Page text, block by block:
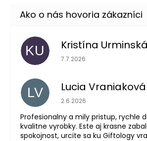
KU Kristína Urminská
Hodnotenie obchodu je 5
7.7.2026
LV Lucia Vraniaková
Hodnotenie obchodu je 5
2.6.2026
Profesionalny a mily pristup, rychle
kvalitne vyrobky. Este aj krasne
spokojnost, urcite sa ku Giftology